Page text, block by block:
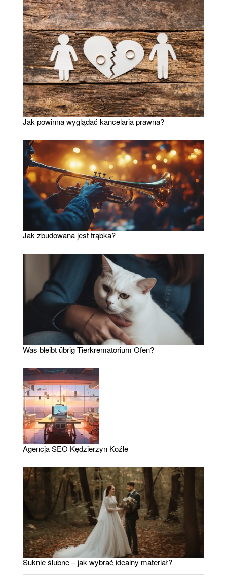
Jak powinna wyglądać kancelaria prawna?
Jak zbudowana jest trąbka?
Was bleibt übrig Tierkrematorium Ofen?
Agencja SEO Kędzierzyn Koźle
Suknie ślubne – jak wybrać idealny materiał?